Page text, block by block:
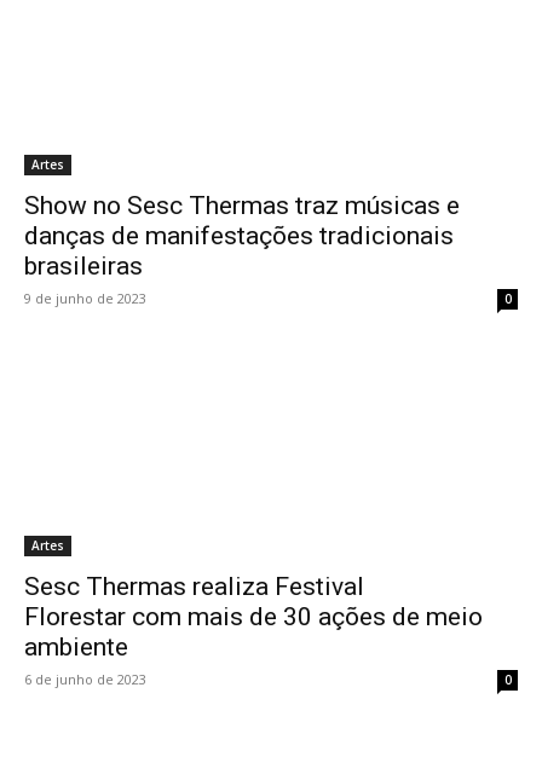
Artes
Show no Sesc Thermas traz músicas e
danças de manifestações tradicionais
brasileiras
9 de junho de 2023 0
Artes
Sesc Thermas realiza Festival
Florestar com mais de 30 ações de meio
ambiente
6 de junho de 2023 0